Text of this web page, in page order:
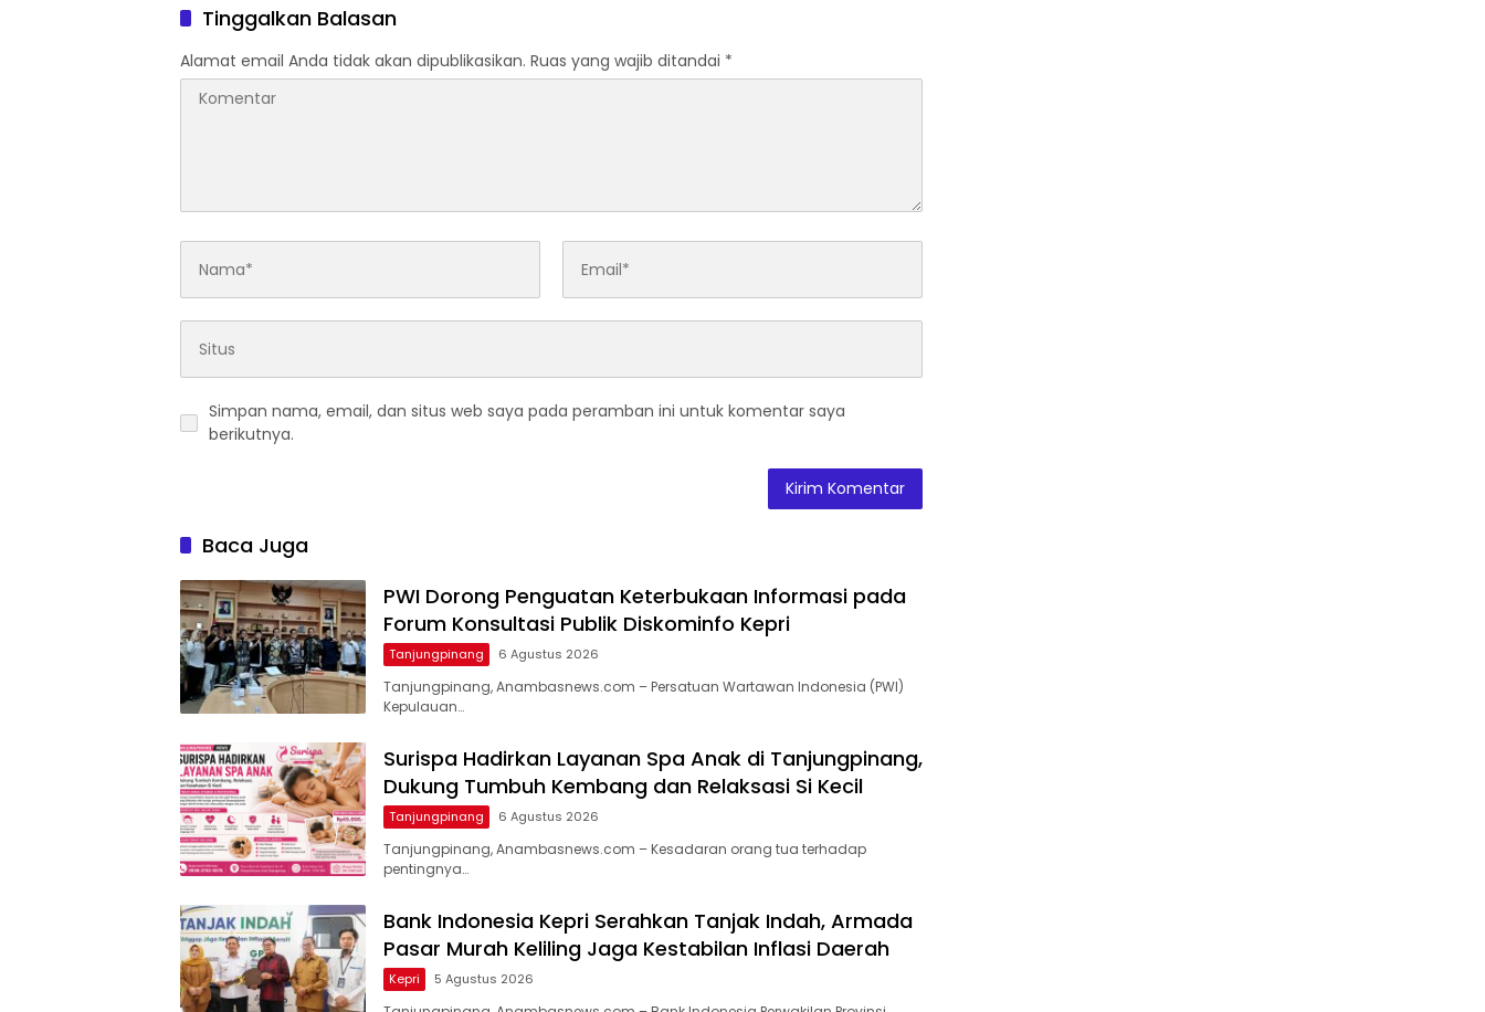
Tinggalkan Balasan
Alamat email Anda tidak akan dipublikasikan. Ruas yang wajib ditandai *
Simpan nama, email, dan situs web saya pada peramban ini untuk komentar saya
berikutnya.
Baca Juga
PWI Dorong Penguatan Keterbukaan Informasi pada
Forum Konsultasi Publik Diskominfo Kepri
Tanjungpinang 6 Agustus 2026
Tanjungpinang, Anambasnews.com – Persatuan Wartawan Indonesia (PWI)
Kepulauan…
Surispa Hadirkan Layanan Spa Anak di Tanjungpinang,
Dukung Tumbuh Kembang dan Relaksasi Si Kecil
Tanjungpinang 6 Agustus 2026
Tanjungpinang, Anambasnews.com – Kesadaran orang tua terhadap
pentingnya…
Bank Indonesia Kepri Serahkan Tanjak Indah, Armada
Pasar Murah Keliling Jaga Kestabilan Inflasi Daerah
Kepri 5 Agustus 2026